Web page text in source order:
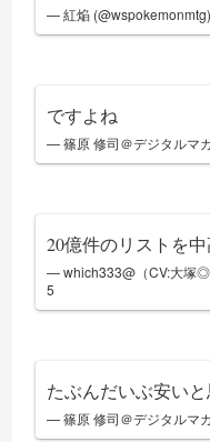
— 紅焔 (@wspokemonmtg)
ですよね
— 篠原 修司＠デジタルマ
20億件のリストを
— which333@（CV:大塚
5
たぶんだいぶ安いと
— 篠原 修司＠デジタルマ